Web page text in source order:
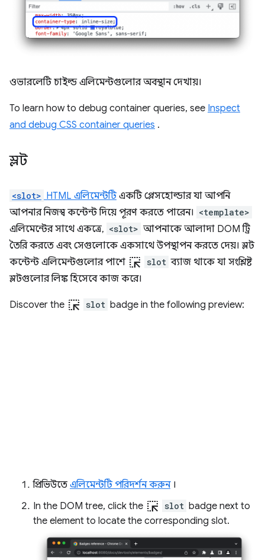
ওভারলেটি চাইল্ড এলিমেন্টগুলোর অবস্থান দেখায়।
To learn how to debug container queries, see Inspect
and debug CSS container queries .
স্লট
<slot> HTML এলিমেন্টটিএকটি প্লেসহোল্ডার যা আপনি
আপনার নিজস্ব কন্টেন্ট দিয়ে পূরণ করতে পারেন। <template>
এলিমেন্টের সাথে একত্রে, <slot> আপনাকে আলাদা DOM ট্রি
তৈরি করতে এবং সেগুলোকে একসাথে উপস্থাপন করতে দেয়। স্লট
কন্টেন্ট এলিমেন্টগুলোর পাশে ink_selection slot ব্যাজ থাকে যা সংশ্লিষ্ট
স্লটগুলোর লিঙ্ক হিসেবে কাজ করে।
Discover the ink_selection slot badge in the following preview:
প্রিভিউতে এলিমেন্টটি পরিদর্শন করুন।
In the DOM tree, click the ink_selection slot badge next to
the element to locate the corresponding slot.